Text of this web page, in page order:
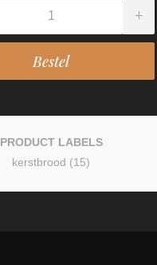
PRODUCT LABELS
kerstbrood (15)